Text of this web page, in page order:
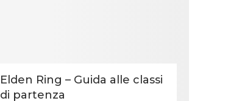
Elden Ring – Guida alle classi
di partenza